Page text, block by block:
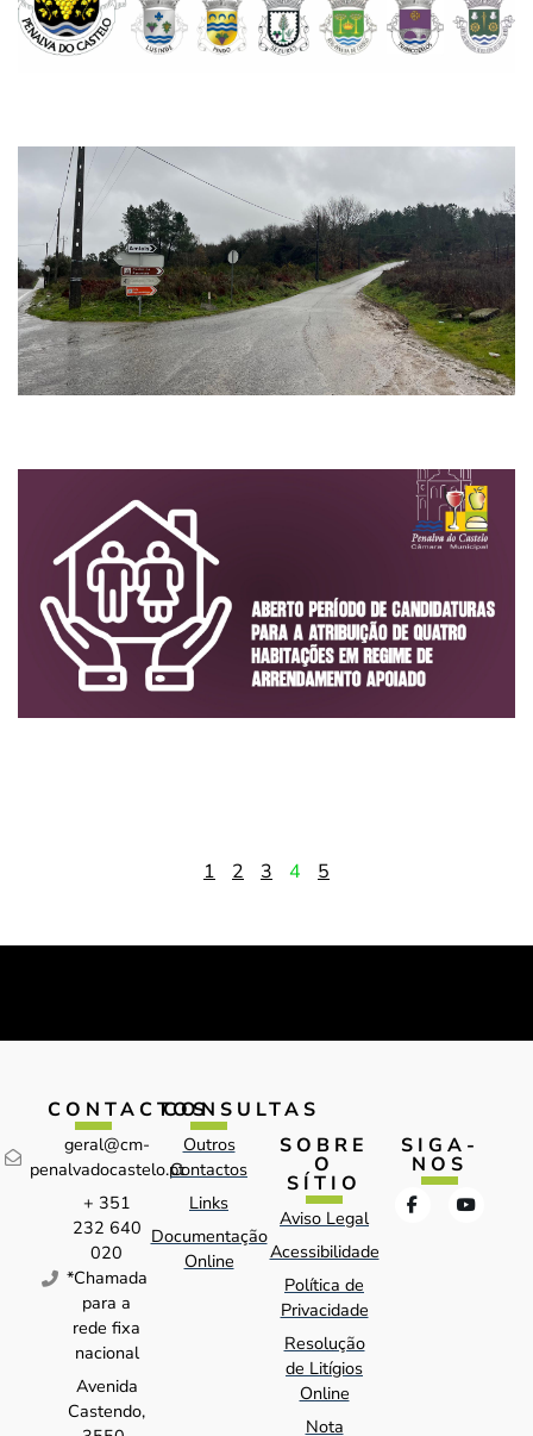
1 2 3 4 5
CONTACTOS
geral@cm-
penalvadocastelo.pt
+ 351
232 640
020
*Chamada
para a
rede fixa
nacional
Avenida
Castendo,
CONSULTAS
Outros
Contactos
Links
Documentação
Online
SOBRE
O
SÍTIO
Aviso Legal
Acessibilidade
Política de
Privacidade
Resolução
de Litígios
Online
Nota
SIGA-
NOS